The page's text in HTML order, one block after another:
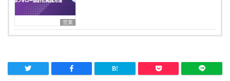
営業